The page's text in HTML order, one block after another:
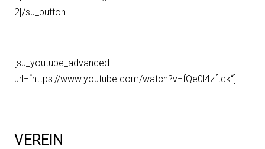
2[/su_button]
[su_youtube_advanced
url=“https://www.youtube.com/watch?v=fQe0l4zftdk“]
VEREIN